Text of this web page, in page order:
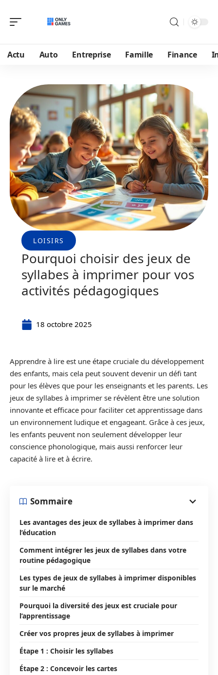
Actu Auto Entreprise Famille Finance
LOISIRS
Pourquoi choisir des jeux de
syllabes à imprimer pour vos
activités pédagogiques
18 octobre 2025
Apprendre à lire est une étape cruciale du développement
des enfants, mais cela peut souvent devenir un défi tant
pour les élèves que pour les enseignants et les parents. Les
jeux de syllabes à imprimer se révèlent être une solution
innovante et efficace pour faciliter cet apprentissage dans
un environnement ludique et engageant. Grâce à ces jeux,
les enfants peuvent non seulement développer leur
conscience phonologique, mais aussi renforcer leur
capacité à lire et à écrire.
Sommaire
Les avantages des jeux de syllabes à imprimer dans
l’éducation
Comment intégrer les jeux de syllabes dans votre
routine pédagogique
Les types de jeux de syllabes à imprimer disponibles
sur le marché
Pourquoi la diversité des jeux est cruciale pour
l’apprentissage
Créer vos propres jeux de syllabes à imprimer
Étape 1 : Choisir les syllabes
Étape 2 : Concevoir les cartes